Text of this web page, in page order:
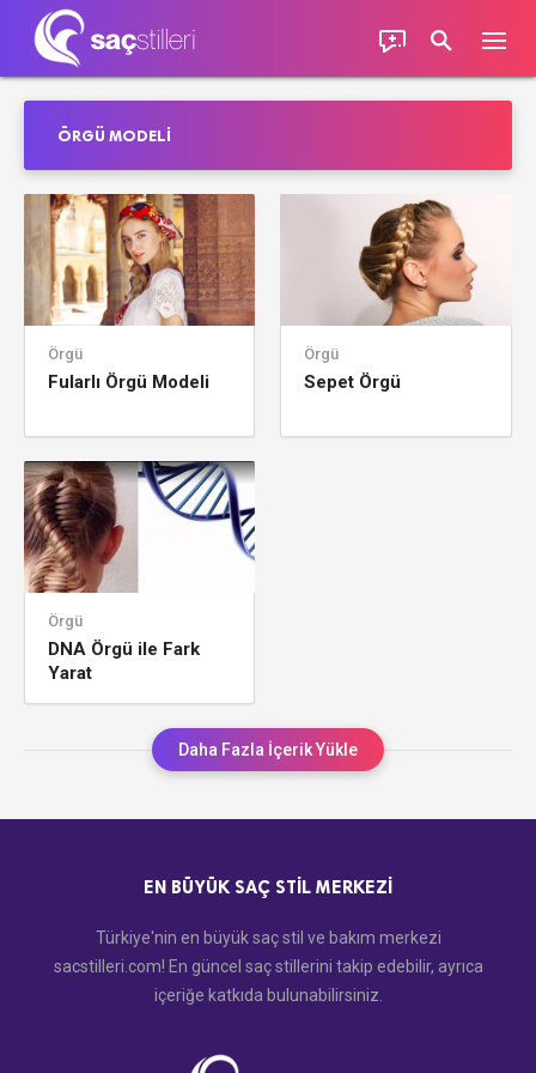
ÖRGÜ MODELI
Örgü
Fularlı Örgü Modeli
Örgü
Sepet Örgü
Örgü
DNA Örgü ile Fark
Yarat
Daha Fazla İçerik Yükle
EN BÜYÜK SAÇ STIL MERKEZI
Türkiye'nin en büyük saç stil ve bakım merkezi
sacstilleri.com! En güncel saç stillerini takip edebilir, ayrıca
içeriğe katkıda bulunabilirsiniz.